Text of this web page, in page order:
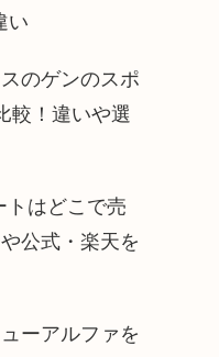
い
のゲンのスポ
較！違いや選
トはどこで売
公式・楽天を
ーアルファを